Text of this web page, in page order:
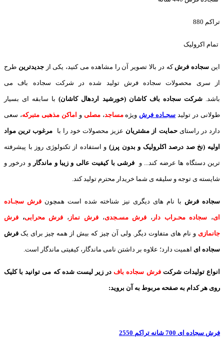
تراکم 880
تمام اکرولیک
این سجاده فرش که در بالا تصویر آن را مشاهده می کنید، یکی ازجدیدترین طرح
از سری محصولات سجاده فرش تولید شده در شرکت سجاده باف می
باشد.شرکت سجاده باف کاشان (خورشید اردهال کاشان)با سابقه ای بسیار
طولانی در تولید سجـاده فرش ویژهمساجد،مصلی و اماکن مذهبی متبرکه، سعی
دارد در راستایحمایت از مشتریان عزیز محصولات خود را با مرغوب ترین مواد
اولیه (نخ صد درصد اکلرولیک و بدون پرز) و استفاده از تکنولوژی روز با پیشرفته
ترین دستگاه ها عرضه کند... و فرشی با کیفیت عالی و زیبا و ماندگار و درخور و
شایسته ی توجه و سلیقه ی شما خریدار محترم تولید کند.
سجاده فرش با نام های دیگری نیز شناخته شده است همچون فرش سجـاده
ای، سجاده محـراب دار ، فرش مسـجدی،فرش نماز ، فرش محرابی، فرش
جانمازی و نام های متفاوت دیگر. ولی آن چیز که بیش از همه چیز برای یک فرش
سجاده ای اهمیت دارد؛ علاوه بر داشتن نامی ماندگار، کیفیتی ماندگار است.
انواع تولیدات شرکتفرش سجاده بافدر زیر لیست شده که می توانید با کلیک
روی هر کدام به صفحه مربوط به آن بروید:
فرش سجاده ای 700 شانه تراکم 2550